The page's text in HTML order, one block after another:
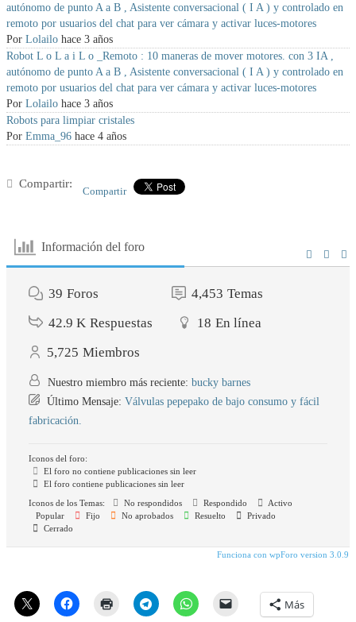
autónomo de punto A a B , Asistente conversacional ( I A ) y controlado en
remoto por usuarios del chat para ver cámara y activar luces-motores
Por Lolailo hace 3 años
Robot L o L a i L o _Remoto : 10 maneras de mover motores. con 3 IA ,
autónomo de punto A a B , Asistente conversacional ( I A ) y controlado en
remoto por usuarios del chat para ver cámara y activar luces-motores
Por Lolailo hace 3 años
Robots para limpiar cristales
Por Emma_96 hace 4 años
Compartir:
Compartir
Información del foro
39 Foros 4,453 Temas
42.9 K Respuestas 18 En línea
5,725 Miembros
Nuestro miembro más reciente: bucky barnes
Último Mensaje: Válvulas pepepako de bajo consumo y fácil
fabricación.
Iconos del foro:
El foro no contiene publicaciones sin leer
El foro contiene publicaciones sin leer
Iconos de los Temas:
No respondidos Respondido
Activo
Popular
Fijo No aprobados Resuelto
Privado
Cerrado
Funciona con wpForo version 3.0.9
Más